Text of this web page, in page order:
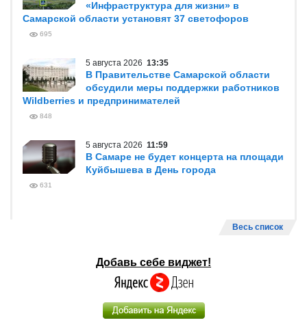
«Инфраструктура для жизни» в
Самарской области установят 37 светофоров
695
5 августа 2026 13:35
В Правительстве Самарской области
обсудили меры поддержки работников
Wildberries и предпринимателей
848
5 августа 2026 11:59
В Самаре не будет концерта на площади
Куйбышева в День города
631
Весь список
Добавь себе виджет!